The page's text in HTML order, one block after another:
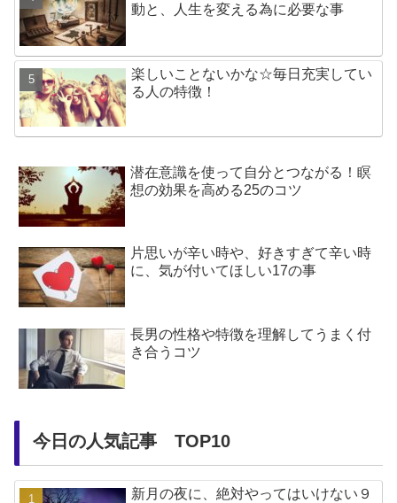
動と、人生を変える為に必要な事
楽しいことないかな☆毎日充実してい
る人の特徴！
潜在意識を使って自分とつながる！瞑
想の効果を高める25のコツ
片思いが辛い時や、好きすぎて辛い時
に、気が付いてほしい17の事
長男の性格や特徴を理解してうまく付
き合うコツ
今日の人気記事 TOP10
新月の夜に、絶対やってはいけない９